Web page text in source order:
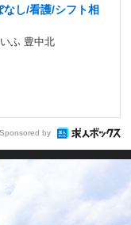
し/看護/シフト相
ふ 豊中北
Sponsored by